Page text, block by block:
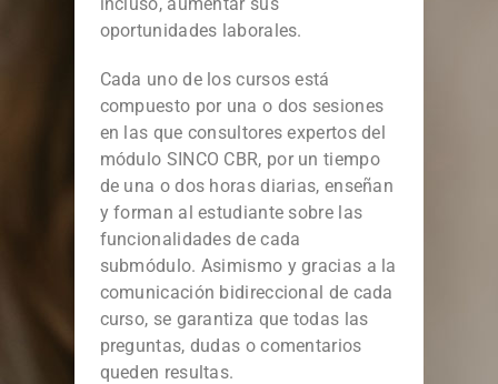
oportunidades laborales.
Cada uno de los cursos está
compuesto por una o dos sesiones
en las que consultores expertos del
módulo SINCO CBR, por un tiempo
de una o dos horas diarias, enseñan
y forman al estudiante sobre las
funcionalidades de cada
submódulo. Asimismo y gracias a la
comunicación bidireccional de cada
curso, se garantiza que todas las
preguntas, dudas o comentarios
queden resultas.